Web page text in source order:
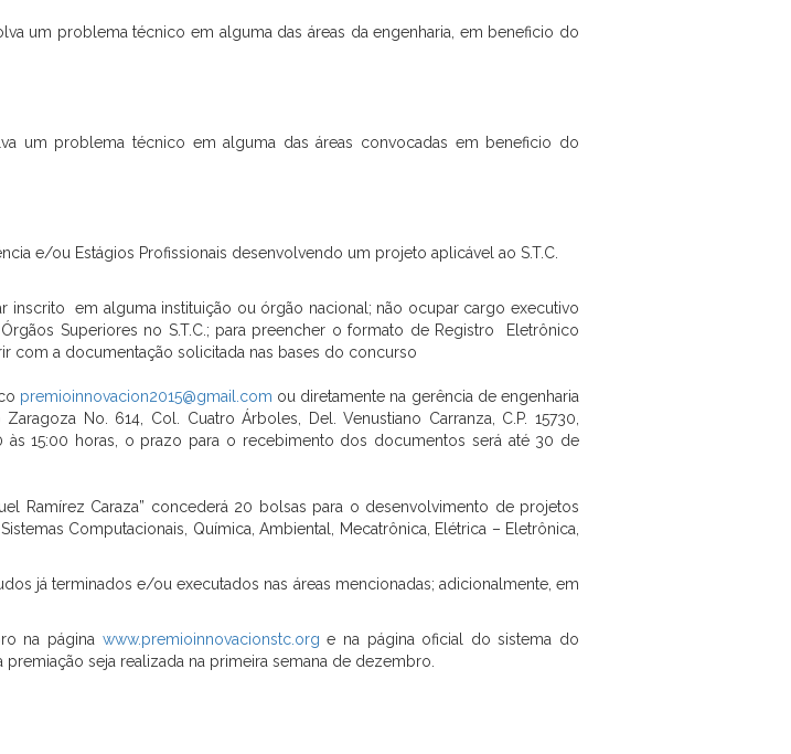
um problema técnico em alguma das áreas da engenharia, em beneficio do
um problema técnico em alguma das áreas convocadas em beneficio do
e/ou Estágios Profissionais desenvolvendo um projeto aplicável ao S.T.C.
inscrito em alguma instituição ou órgão nacional; não ocupar cargo executivo
Superiores no S.T.C.; para preencher o formato de Registro Eletrônico
com a documentação solicitada nas bases do concurso
premioinnovacion2015@gmail.com ou diretamente na gerência de engenharia
No. 614, Col. Cuatro Árboles, Del. Venustiano Carranza, C.P. 15730,
às 15:00 horas, o prazo para o recebimento dos documentos será até 30 de
Ramírez Caraza” concederá 20 bolsas para o desenvolvimento de projetos
Computacionais, Química, Ambiental, Mecatrônica, Elétrica – Eletrônica,
já terminados e/ou executados nas áreas mencionadas; adicionalmente, em
na página www.premioinnovacionstc.org e na página oficial do sistema do
premiação seja realizada na primeira semana de dezembro.